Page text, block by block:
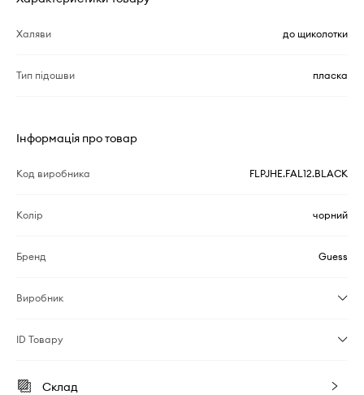
Халяви до щиколотки
Тип підошви пласка
Інформація про товар
Код виробника FLPJHE.FAL12.BLACK
Колір чорний
Бренд Guess
Виробник
ID Товару
Склад